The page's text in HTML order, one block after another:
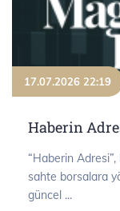
17.07.2026 22:19
Haberin
“Haberin Adresi”,
sahte borsalara
güncel ...